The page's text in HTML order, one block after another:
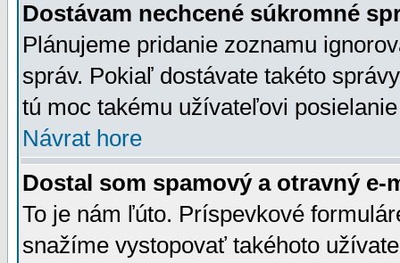
Dostávam nechcené súkromné
Plánujeme pridanie zoznamu
správ. Pokiaľ dostávate takéto
tú moc takému užívateľovi
Návrat hore
Dostal som spamový a otravný e-
To je nám ľúto. Príspevkové
snažíme vystopovať takéhoto